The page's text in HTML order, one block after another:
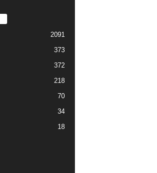
2091
373
372
218
70
34
18